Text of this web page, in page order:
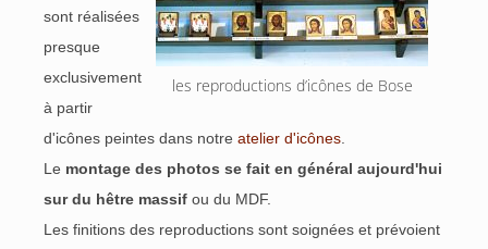
les reproductions d’icônes de Bose
sont réalisées
presque
exclusivement
à partir
d'icônes peintes dans notre atelier d'icônes
Le montage des photos se fait en général aujourd'hui
sur du hêtre massif ou du MDF.
Les finitions des reproductions sont soignées et prévoient